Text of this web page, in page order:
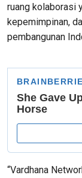
ruang kolaborasi
kepemimpinan,
pembangunan
“Vardhana